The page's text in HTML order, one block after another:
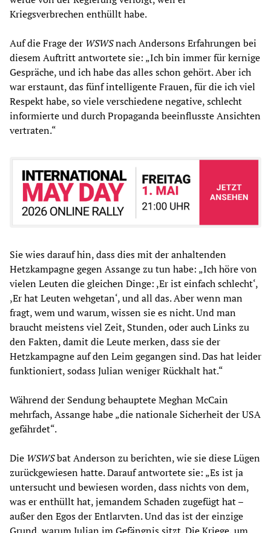
Kriegsverbrechen enthüllt habe.
Auf die Frage der WSWSnach Andersons Erfahrungen bei
diesem Auftritt antwortete sie: „Ich bin immer für kernige
Gespräche, und ich habe das alles schon gehört. Aber ich
war erstaunt, das fünf intelligente Frauen, für die ich viel
Respekt habe, so viele verschiedene negative, schlecht
informierte und durch Propaganda beeinflusste Ansichten
vertraten.“
Sie wies darauf hin, dass dies mit der anhaltenden
Hetzkampagne gegen Assange zu tun habe: „Ich höre von
vielen Leuten die gleichen Dinge: ,Er ist einfach schlecht‘,
,Er hat Leuten wehgetan‘, und all das. Aber wenn man
fragt, wem und warum, wissen sie es nicht. Und man
braucht meistens viel Zeit, Stunden, oder auch Links zu
den Fakten, damit die Leute merken, dass sie der
Hetzkampagne auf den Leim gegangen sind. Das hat leider
funktioniert, sodass Julian weniger Rückhalt hat.“
Während der Sendung behauptete Meghan McCain
mehrfach, Assange habe „die nationale Sicherheit der USA
gefährdet“.
Die WSWSbat Anderson zu berichten, wie sie diese Lügen
zurückgewiesen hatte. Darauf antwortete sie: „Es ist ja
untersucht und bewiesen worden, dass nichts von dem,
was er enthüllt hat, jemandem Schaden zugefügt hat –
außer den Egos der Entlarvten. Und das ist der einzige